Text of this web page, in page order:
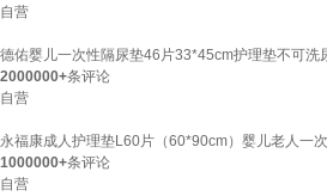
自营
德佑婴儿一次性隔尿垫46片33*45cm护理垫不可洗
2000000+条评论
自营
永福康成人护理垫L60片（60*90cm）婴儿老人一
1000000+条评论
自营